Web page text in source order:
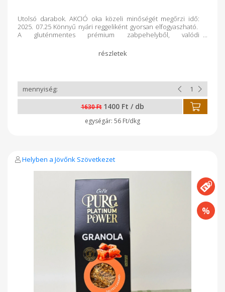
Utolsó darabok. AKCIÓ oka közeli minőségét megőrzi idő:
2025. 07.25 Könnyű nyári reggeliként gyorsan elfogyaszható.
A gluténmentes prémium zabpehelyből, valódi
ízesített ropogós, rostban gazdag készítmény fogyasztható
bármely napszakban (ajánlottan reggel) étkezésként vagy
készült étel kiváló eledel a sportolóknak, egészségtudatos
táplálkozóknak, vegánoknak. ENERGIA KJ1736. Kcal: 413 ZSÍR
(g):16,2, TELÍTETT ZSÍR (g) : 3, SZÉNHIDRÁT (g): 51,3- CUKOR (g):
25, FEHÉRJE (g) : 8,5, ROST (g): 10,5 SÓ (g), 0,2 Gyártó: GOF
Hungary Kft. - Nyíregyháza GLUTÉNMENTES
ZABFELDOLGOZÓ ÜZEM
1630 Ft 1400 Ft / db
56 Ft/dkg
Helyben a Jövőnk Szövetkezet